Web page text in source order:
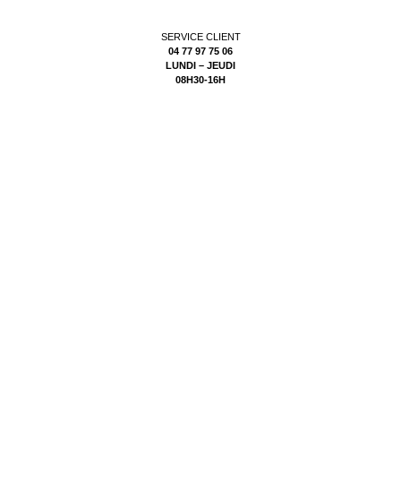
SERVICE CLIENT
04 77 97 75 06
LUNDI – JEUDI
08H30-16H